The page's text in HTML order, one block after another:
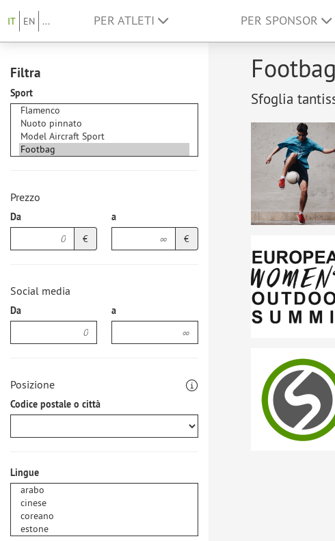
IT EN ... PER ATLETI PER SPONSOR
Filtra
Sport
Prezzo
Da
€
a
€
Social media
Da a
Posizione
Codice postale o città
Lingue
Sfoglia